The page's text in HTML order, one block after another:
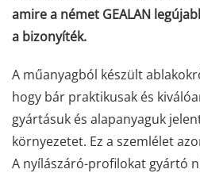
amire a német GEALAN
a bizonyíték.
A műanyagból készült
hogy bár praktikusak és
gyártásuk és alapanyaguk
környezetet. Ez a szemlélet
A nyílászáró-profilokat gyártó